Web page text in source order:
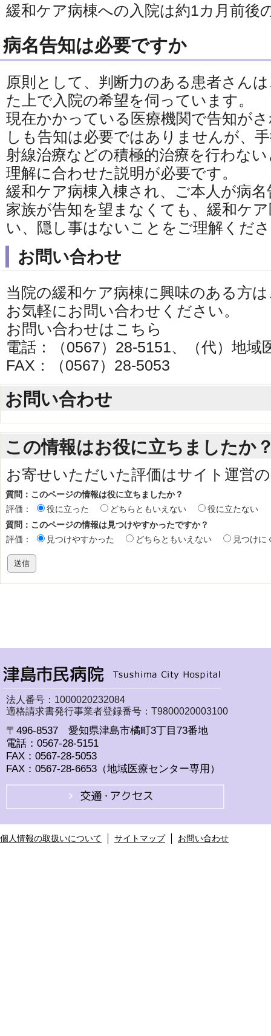
緩和ケア病棟への入院は約1カ月前後
病名告知は必要ですか
原則として、判断力のある患者さん
た上で入院の希望を伺っています。
現在かかっている医療機関で告知が
しも告知は必要ではありませんが、
射線治療などの積極的治療を行わな
理解に合わせた説明が必要です。
緩和ケア病棟入棟され、ご本人が病
家族が告知を望まなくても、緩和ケ
い、隠し事はないことをご理解くだ
お問い合わせ
当院の緩和ケア病棟に興味のある方
お気軽にお問い合わせください。
お問い合わせはこちら
電話：（0567）28-5151、（代）地域
FAX：（0567）28-5053
お問い合わせ
この情報はお役に立ちましたか
お寄せいただいた評価はサイト運営
質問：このページの情報は役に立ちましたか？
評価：
役に立った どちらともいえない
役に立たない
質問：このページの情報は見つけやすかったですか？
評価：
見つけやすかった どちらともいえない 見つけに
法人番号：1000020232084
適格請求書発行事業者登録番号：T9800020003100
〒496-8537 愛知県津島市橘町3丁目73番地
電話：0567-28-5151
FAX：0567-28-5053
FAX：0567-28-6653（地域医療センター専用）
個人情報の取扱いについて サイトマップ お問い合わせ